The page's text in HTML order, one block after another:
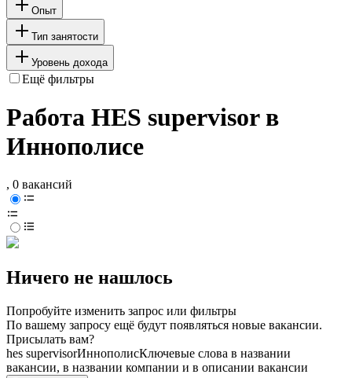
Опыт
Тип занятости
Уровень дохода
Ещё фильтры
Работа HES supervisor в
Иннополисе
, 0 вакансий
Ничего не нашлось
Попробуйте изменить запрос или фильтры
По вашему запросу ещё будут появляться новые вакансии.
Присылать вам?
hes supervisorИннополисКлючевые слова в названии
вакансии, в названии компании и в описании вакансии